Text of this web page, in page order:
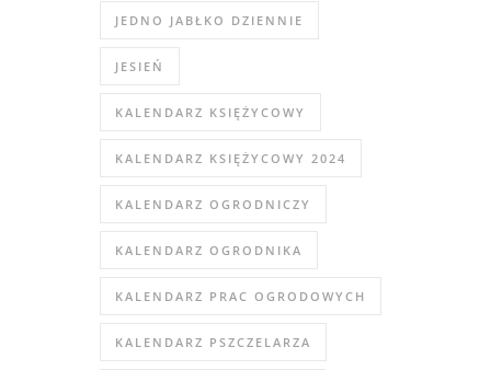
JEDNO JABŁKO DZIENNIE
JESIEŃ
KALENDARZ KSIĘŻYCOWY
KALENDARZ KSIĘŻYCOWY 2024
KALENDARZ OGRODNICZY
KALENDARZ OGRODNIKA
KALENDARZ PRAC OGRODOWYCH
KALENDARZ PSZCZELARZA